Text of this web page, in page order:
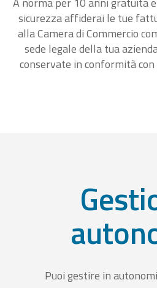
sicurezza affiderai le tue
alla Camera di Commercio
sede legale della tua
conservate in conformità
Puoi gestire in